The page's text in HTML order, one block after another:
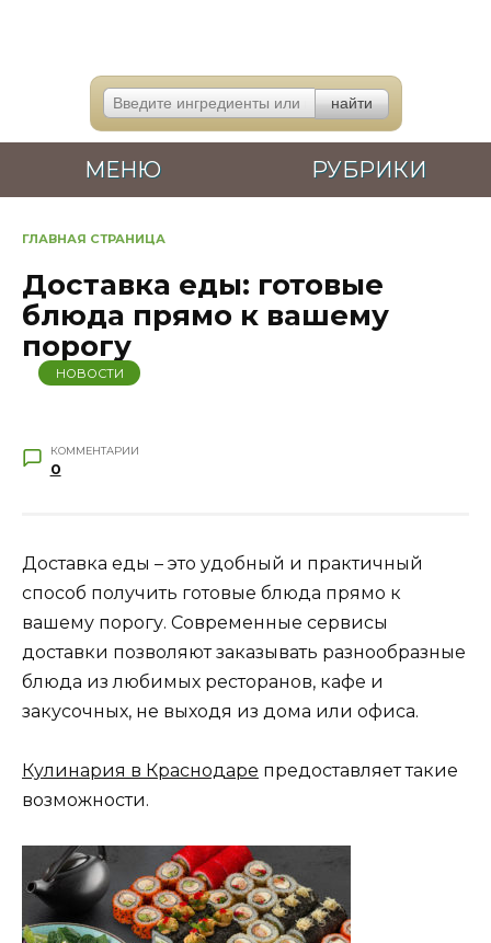
МЕНЮ РУБРИКИ
ГЛАВНАЯ СТРАНИЦА
Доставка еды: готовые
блюда прямо к вашему
порогу
НОВОСТИ
КОММЕНТАРИИ
0
Доставка еды – это удобный и практичный
способ получить готовые блюда прямо к
вашему порогу. Современные сервисы
доставки позволяют заказывать разнообразные
блюда из любимых ресторанов, кафе и
закусочных, не выходя из дома или офиса.
Кулинария в Краснодаре предоставляет такие
возможности.